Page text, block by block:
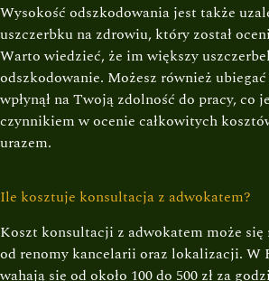
Wysokość odszkodowania jest także
uszczerbku na zdrowiu, który został
Warto wiedzieć, że im większy
odszkodowanie. Możesz również
wpłynął na Twoją zdolność do pracy, co
czynnikiem w ocenie całkowitych
urazem.
Ile kosztuje konsultacja z adwokatem?
Koszt konsultacji z adwokatem może
od renomy kancelarii oraz lokalizacji. W
wahają się od około 100 do 500 zł za